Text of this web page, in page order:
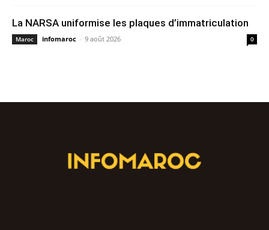
La NARSA uniformise les plaques d’immatriculation
Maroc infomaroc - 9 août 2026 0